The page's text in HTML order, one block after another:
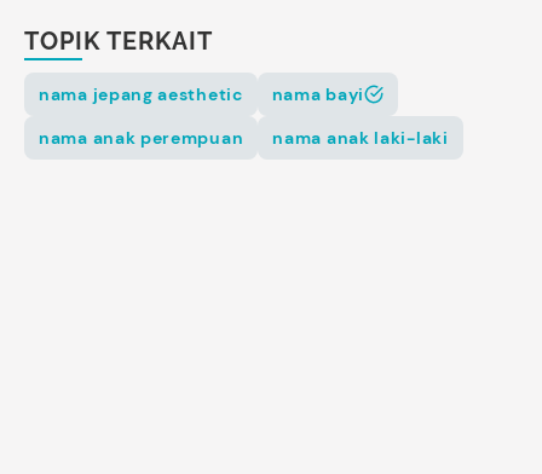
TOPIK TERKAIT
nama jepang aesthetic
nama bayi
nama anak perempuan
nama anak laki-laki